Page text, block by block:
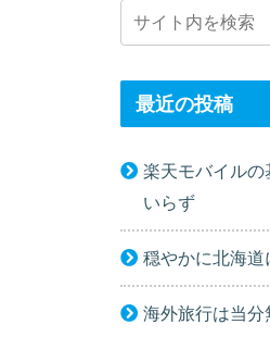
最近の投稿
楽天モバイル
いらず
穏やかに北海道
海外旅行は当分